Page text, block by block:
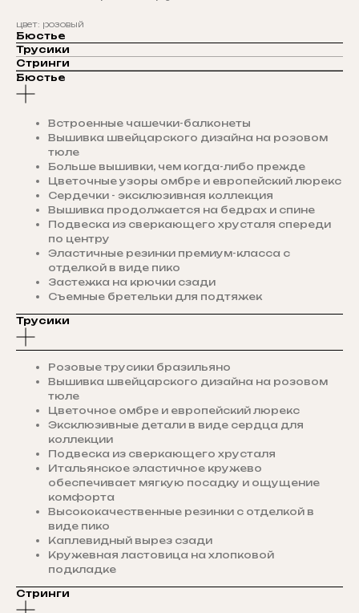
цвет: розовый
Бюстье
Трусики
Стринги
Бюстье
Встроенные чашечки-балконеты
Вышивка швейцарского дизайна на розовом
тюле
Больше вышивки, чем когда-либо прежде
Цветочные узоры омбре и европейский люрекс
Сердечки - эксклюзивная коллекция
Вышивка продолжается на бедрах и спине
Подвеска из сверкающего хрусталя спереди
по центру
Эластичные резинки премиум-класса с
отделкой в виде пико
Застежка на крючки сзади
Съемные бретельки для подтяжек
Трусики
Розовые трусики бразильяно
Вышивка швейцарского дизайна на розовом
тюле
Цветочное омбре и европейский люрекс
Эксклюзивные детали в виде сердца для
коллекции
Подвеска из сверкающего хрусталя
Итальянское эластичное кружево
обеспечивает мягкую посадку и ощущение
комфорта
Высококачественные резинки с отделкой в
виде пико
Каплевидный вырез сзади
Кружевная ластовица на хлопковой
подкладке
Стринги